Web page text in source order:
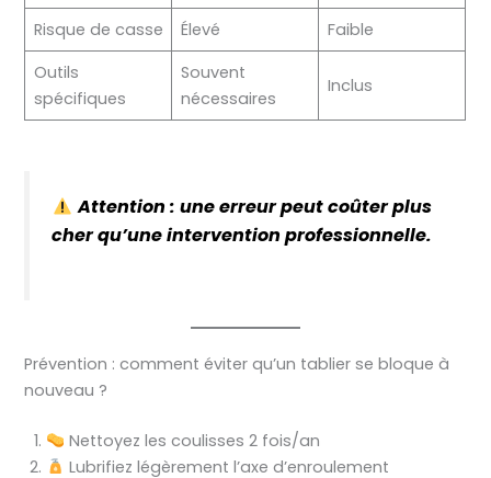
Risque de casse
Élevé
Faible
Outils
spécifiques
Souvent
nécessaires
Inclus
Attention : une erreur peut coûter plus
cher qu’une intervention professionnelle.
Prévention : comment éviter qu’un tablier se bloque à
nouveau ?
Nettoyez les coulisses 2 fois/an
Lubrifiez légèrement l’axe d’enroulement